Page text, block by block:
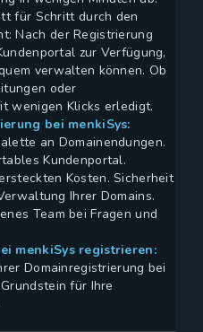
für Schritt durch den
Nach der Registrierung
zur Verfügung,
verwalten können. Ob
oder
wenigen Klicks erledigt.
bei menkiSys:
an Domainendungen.
Kundenportal.
Kosten. Sicherheit
Ihrer Domains.
Team bei Fragen und
menkiSys registrieren:
Domainregistrierung bei
für Ihre